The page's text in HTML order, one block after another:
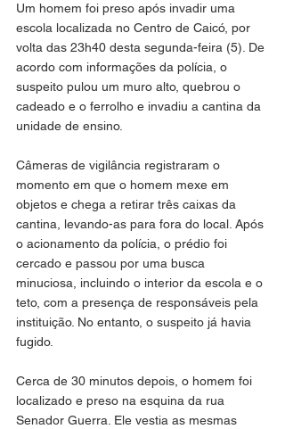
Um homem foi preso após invadir uma
escola localizada no Centro de Caicó, por
volta das 23h40 desta segunda-feira (5). De
acordo com informações da polícia, o
suspeito pulou um muro alto, quebrou o
cadeado e o ferrolho e invadiu a cantina da
unidade de ensino.
Câmeras de vigilância registraram o
momento em que o homem mexe em
objetos e chega a retirar três caixas da
cantina, levando-as para fora do local. Após
o acionamento da polícia, o prédio foi
cercado e passou por uma busca
minuciosa, incluindo o interior da escola e o
teto, com a presença de responsáveis pela
instituição. No entanto, o suspeito já havia
fugido.
Cerca de 30 minutos depois, o homem foi
localizado e preso na esquina da rua
Senador Guerra. Ele vestia as mesmas